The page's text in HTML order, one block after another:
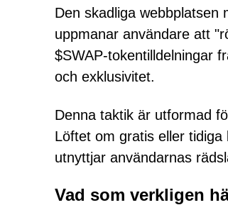
Den skadliga webbplatsen
uppmanar användare att
$SWAP-tokentilldelningar
och exklusivitet.
Denna taktik är utformad
Löftet om gratis eller
utnyttjar användarnas
Vad som verkligen